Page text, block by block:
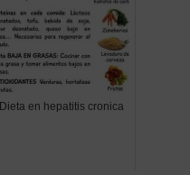
Dieta en hepatitis cronica